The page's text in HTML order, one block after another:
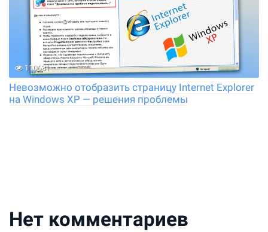
110631
Невозможно отобразить страницу Internet Explorer
на Windows XP — решения проблемы
Нет комментариев